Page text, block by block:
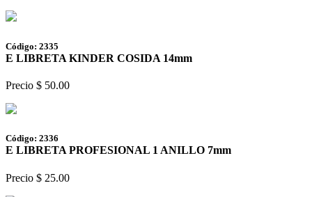
Código: 2335
E LIBRETA KINDER COSIDA 14mm
Precio $ 50.00
Código: 2336
E LIBRETA PROFESIONAL 1 ANILLO 7mm
Precio $ 25.00